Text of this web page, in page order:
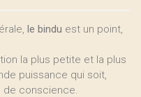
le bindu est un point,
la plus petite et la plus
puissance qui soit,
de conscience.